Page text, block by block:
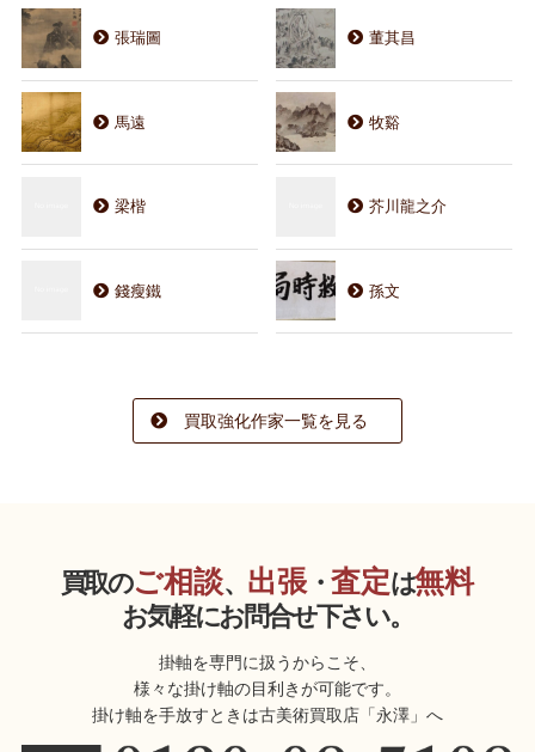
張瑞圖 董其昌
馬遠 牧谿
梁楷 芥川龍之介
錢瘦鐵 孫文
買取強化作家一覧を見る
買取のご相談、 出張・ 査定は無料
お気軽にお問合せ下さい。
掛軸を専門に扱うからこそ、
様々な掛け軸の目利きが可能です。
掛け軸を手放すときは古美術買取店「永澤」へ